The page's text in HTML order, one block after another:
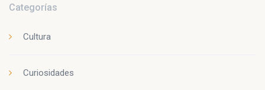
Categorías
Cultura
Curiosidades